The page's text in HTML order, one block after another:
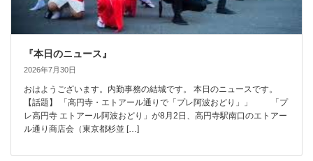
『本日のニュース』
2026年7月30日
おはようございます。内勤事務の結城です。 本日のニュースです。
【話題】 「高円寺・エトアール通りで「プレ阿波おどり」」 「プ
レ高円寺 エトアール阿波おどり」が8月2日、高円寺駅南口のエトアー
ル通り商店会（東京都杉並 […]